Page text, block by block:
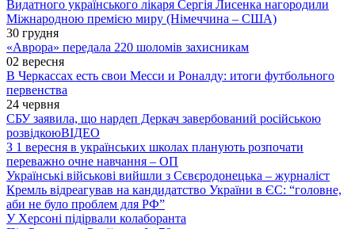
Видатного українського лікаря Сергія Лисенка нагородили
Міжнародною премією миру (Німеччина – США)
30 грудня
«Аврора» передала 220 шоломів захисникам
02 вересня
В Черкассах есть свои Месси и Роналду: итоги футбольного
первенства
24 червня
СБУ заявила, що нардеп Деркач завербований російською
розвідкоюВІДЕО
З 1 вересня в українських школах планують розпочати
переважно очне навчання – ОП
Українські військові вийшли з Сєвєродонецька – журналіст
Кремль відреагував на кандидатство України в ЄС: “головне,
аби не було проблем для РФ”
У Херсоні підірвали колаборанта